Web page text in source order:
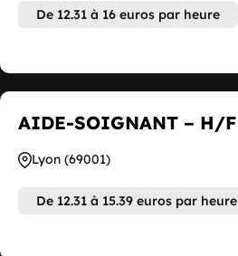
De 12.31 à 16 euros par heure
AIDE-SOIGNANT – H/F
Lyon (69001)
De 12.31 à 15.39 euros par heure